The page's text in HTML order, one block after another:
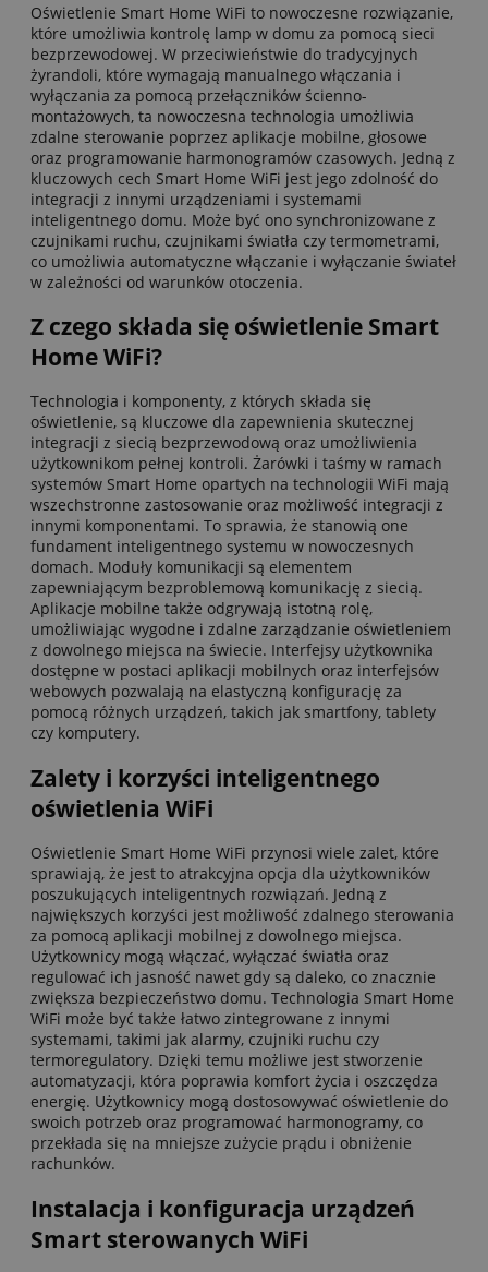
Oświetlenie Smart Home WiFi to nowoczesne rozwiązanie,
które umożliwia kontrolę lamp w domu za pomocą sieci
bezprzewodowej. W przeciwieństwie do tradycyjnych
żyrandoli, które wymagają manualnego włączania i
wyłączania za pomocą przełączników ścienno-
montażowych, ta nowoczesna technologia umożliwia
zdalne sterowanie poprzez aplikacje mobilne, głosowe
oraz programowanie harmonogramów czasowych. Jedną z
kluczowych cech Smart Home WiFi jest jego zdolność do
integracji z innymi urządzeniami i systemami
inteligentnego domu. Może być ono synchronizowane z
czujnikami ruchu, czujnikami światła czy termometrami,
co umożliwia automatyczne włączanie i wyłączanie świateł
w zależności od warunków otoczenia.
Z czego składa się oświetlenie Smart
Home WiFi?
Technologia i komponenty, z których składa się
oświetlenie, są kluczowe dla zapewnienia skutecznej
integracji z siecią bezprzewodową oraz umożliwienia
użytkownikom pełnej kontroli. Żarówki i taśmy w ramach
systemów Smart Home opartych na technologii WiFi mają
wszechstronne zastosowanie oraz możliwość integracji z
innymi komponentami. To sprawia, że stanowią one
fundament inteligentnego systemu w nowoczesnych
domach. Moduły komunikacji są elementem
zapewniającym bezproblemową komunikację z siecią.
Aplikacje mobilne także odgrywają istotną rolę,
umożliwiając wygodne i zdalne zarządzanie oświetleniem
z dowolnego miejsca na świecie. Interfejsy użytkownika
dostępne w postaci aplikacji mobilnych oraz interfejsów
webowych pozwalają na elastyczną konfigurację za
pomocą różnych urządzeń, takich jak smartfony, tablety
czy komputery.
Zalety i korzyści inteligentnego
oświetlenia WiFi
Oświetlenie Smart Home WiFi przynosi wiele zalet, które
sprawiają, że jest to atrakcyjna opcja dla użytkowników
poszukujących inteligentnych rozwiązań. Jedną z
największych korzyści jest możliwość zdalnego sterowania
za pomocą aplikacji mobilnej z dowolnego miejsca.
Użytkownicy mogą włączać, wyłączać światła oraz
regulować ich jasność nawet gdy są daleko, co znacznie
zwiększa bezpieczeństwo domu. Technologia Smart Home
WiFi może być także łatwo zintegrowane z innymi
systemami, takimi jak alarmy, czujniki ruchu czy
termoregulatory. Dzięki temu możliwe jest stworzenie
automatyzacji, która poprawia komfort życia i oszczędza
energię. Użytkownicy mogą dostosowywać oświetlenie do
swoich potrzeb oraz programować harmonogramy, co
przekłada się na mniejsze zużycie prądu i obniżenie
rachunków.
Instalacja i konfiguracja urządzeń
Smart sterowanych WiFi